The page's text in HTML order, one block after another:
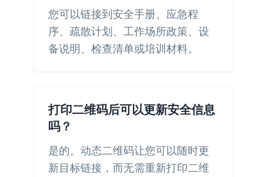
您可以链接到安全手册、应急程
序、疏散计划、工作场所政策、设
备说明、检查清单或培训材料。
打印二维码后可以更新安全信息
吗？
是的。动态二维码让您可以随时更
新目标链接，而无需重新打印二维